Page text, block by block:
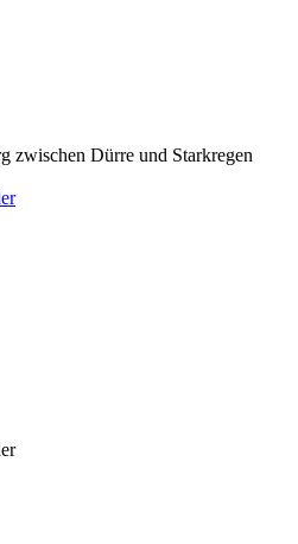
zwischen Dürre und Starkregen